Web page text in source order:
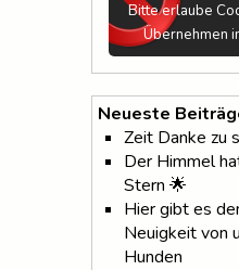
Bitte erlaube
Übernehmen
Neueste
Zeit Danke zu
Der Himmel
Stern 🌟
Hier gibt es
Neuigkeit von
Hunden